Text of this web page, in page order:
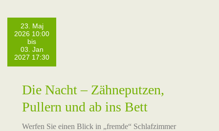
23. Maj
2026 10:00
bis
03. Jan
2027 17:30
Die Nacht – Zähneputzen,
Pullern und ab ins Bett
Werfen Sie einen Blick in „fremde“ Schlafzimmer